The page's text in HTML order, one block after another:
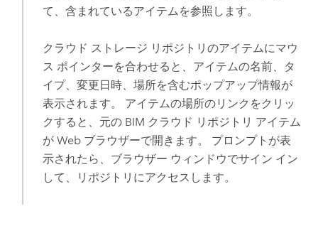
て、含まれているアイテムを参照します。
クラウド ストレージ リポジトリのアイテムにマウ
ス ポインターを合わせると、アイテムの名前、タ
イプ、変更日時、場所を含むポップアップ情報が
表示されます。 アイテムの場所のリンクをクリッ
クすると、元の BIM クラウド リポジトリ アイテム
が Web ブラウザーで開きます。 プロンプトが表
示されたら、ブラウザー ウィンドウでサイン イン
して、リポジトリにアクセスします。